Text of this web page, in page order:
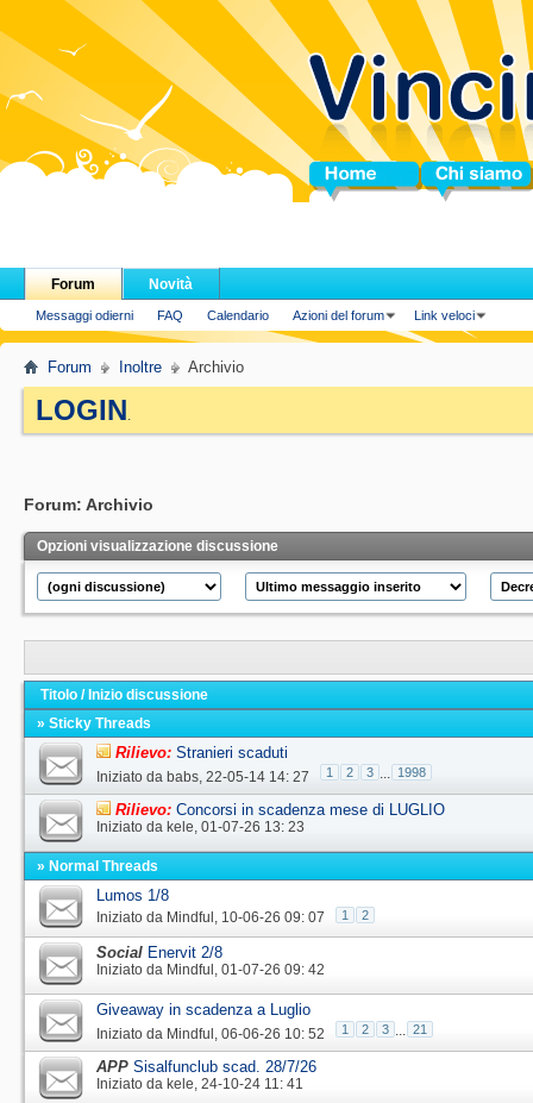
Home Chi siamo
Forum
Messaggi odierni FAQ Calendario Azioni del forum Link veloci
Novità
Forum Inoltre Archivio
LOGIN.
Forum: Archivio
Opzioni visualizzazione discussione
Titolo /Inizio discussione
» Sticky Threads
Rilievo: Stranieri scaduti
Iniziato da babs‎, 22-05-14 14: 27 1 2 3 ... 1998
Rilievo: Concorsi in scadenza mese di LUGLIO
Iniziato da kele‎, 01-07-26 13: 23
» Normal Threads
Lumos 1/8
Iniziato da Mindful‎, 10-06-26 09: 07 1 2
Social Enervit 2/8
Iniziato da Mindful‎, 01-07-26 09: 42
Giveaway in scadenza a Luglio
Iniziato da Mindful‎, 06-06-26 10: 52 1 2 3 ... 21
APP Sisalfunclub scad. 28/7/26
Iniziato da kele‎, 24-10-24 11: 41